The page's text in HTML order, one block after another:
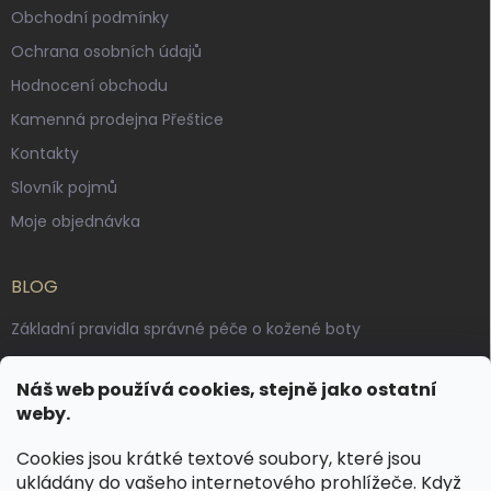
Náš web používá cookies, stejně jako ostatní
weby.
Cookies jsou krátké textové soubory, které jsou
ukládány do vašeho internetového prohlížeče. Když
Obchodní podmínky
Ochrana osobních údajů
Hodnocení obchodu
Kamenná prodejna Přeštice
Kontakty
Slovník pojmů
Moje objednávka
BLOG
Základní pravidla správné péče o kožené boty
Výroba českých kožených opasků: vůně pravé kůže, dotek
řemesla